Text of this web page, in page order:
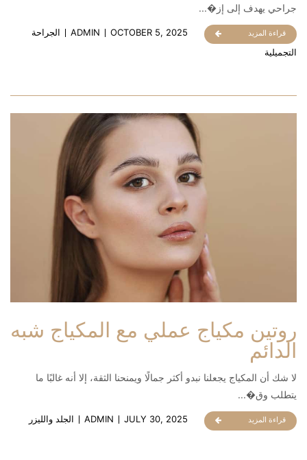
جراحي يهدف إلى إز�...
قراءة المزيد ADMIN OCTOBER 5, 2025
الجراحة
التجميلية
روتين مكياج عملي مع المكياج شبه
الدائم
لا شك أن المكياج يجعلنا نبدو أكثر جمالًا ويمنحنا الثقة، إلا أنه غالبًا ما
يتطلب وق�...
قراءة المزيد ADMIN JULY 30, 2025 الجلد والليزر